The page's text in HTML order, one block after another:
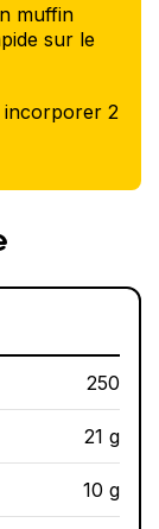
muffin
sur le
2
250
21 g
10 g